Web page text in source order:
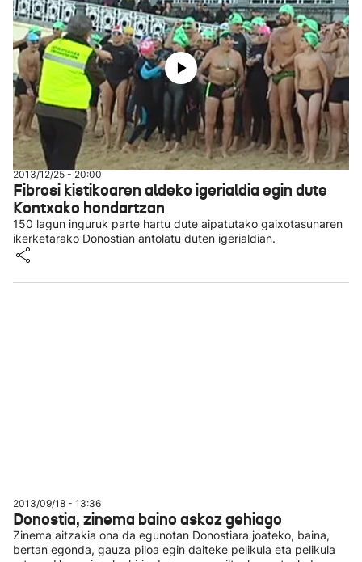
2013/12/25 - 20:00
Fibrosi kistikoaren aldeko igerialdia egin dute
Kontxako hondartzan
150 lagun inguruk parte hartu dute aipatutako gaixotasunaren
ikerketarako Donostian antolatu duten igerialdian.
2013/09/18 - 13:36
Donostia, zinema baino askoz gehiago
Zinema aitzakia ona da egunotan Donostiara joateko, baina,
bertan egonda, gauza piloa egin daiteke pelikula eta pelikula